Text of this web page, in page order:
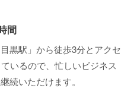
間
黒駅」から徒歩3分とアクセ
いるので、忙しいビジネス
続いただけます。